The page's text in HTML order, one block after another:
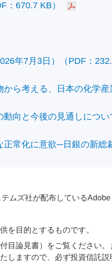
：670.7 KB）
年7月3日）（PDF：
ら考える、日本の化学産
向と今後の見通しについ
常化に意欲─日銀の新総
ムズ社が配布している
を目的とするものです。
目論見書）をご覧ください
しますので、必ず投資信託